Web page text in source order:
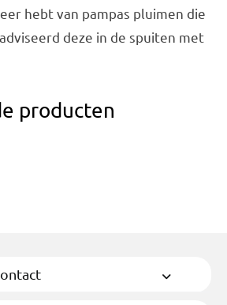
hebt van pampas pluimen die
deze in de spuiten met
producten